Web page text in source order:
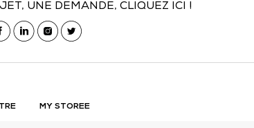
MY STOREE
Contacter Storee Retail